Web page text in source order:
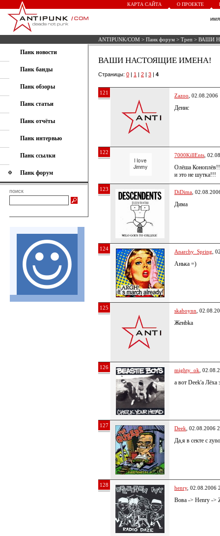
КАРТА САЙТА О ПРОЕКТЕ
ANTIPUNK/COM > Панк форум > Треп > ВАШИ
Панк новости
Панк банды
Панк обзоры
Панк статьи
Панк отчёты
Панк интервью
Панк ссылки
Панк форум
поиск
ВАШИ НАСТОЯЩИЕ ИМЕНА!
Страницы: 0 | 1 | 2 | 3 | 4
121 Zazoo ,
Денис
122 7000KillEnts ,
Олёша
и это не шутка!!!
123 DiDima ,
Дима
124 Anarchy_Spring ,
Анька =)
125 skaboynn ,
Женbka
126 mighty_ok ,
а вот Deek'a Лёха
127 Deek , 02.08.2006
Да,я в секте с
128 henry, 02.08.2006
Вова -> Henry ->